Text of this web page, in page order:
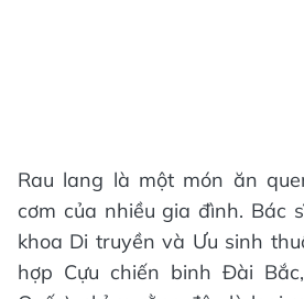
Rau lang là một món ăn
cơm của nhiều gia đình. Bác
khoa Di truyền và Ưu sinh
hợp Cựu chiến binh Đài